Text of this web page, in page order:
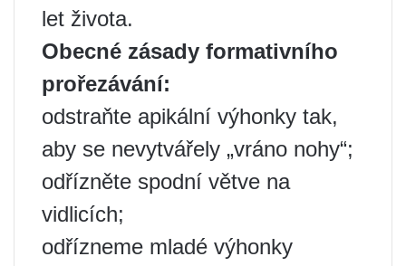
let života.
Obecné zásady formativního
prořezávání:
odstraňte apikální výhonky tak,
aby se nevytvářely „vráno nohy“;
odřízněte spodní větve na
vidlicích;
odřízneme mladé výhonky